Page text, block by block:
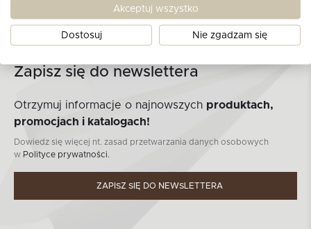
Zapisz się do newslettera
Otrzymuj informacje o najnowszych produktach,
promocjach i katalogach!
Dowiedz się więcej nt. zasad przetwarzania danych osobowych
w Polityce prywatności.
ZAPISZ SIĘ DO NEWSLETTERA
Akceptuj wszystko
Dostosuj Nie zgadzam się